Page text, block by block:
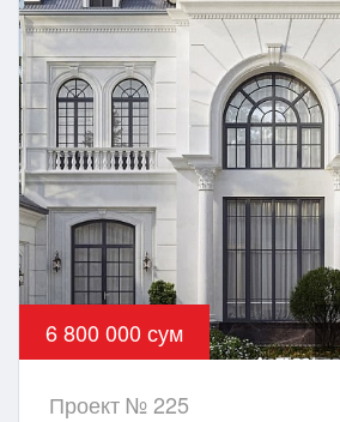
6 800 000 сум
Проект № 225